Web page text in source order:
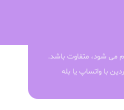
می شود، متفاوت باشد.
با واتساپ یا بله